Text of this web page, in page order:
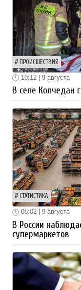
ПРОИСШЕСТВИЯ
10:12 | 9 августа
В селе Колчедан
СТАТИСТИКА
08:02 | 9 августа
В России
супермаркетов